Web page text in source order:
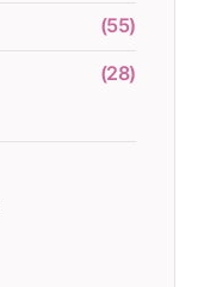
(55)
(28)